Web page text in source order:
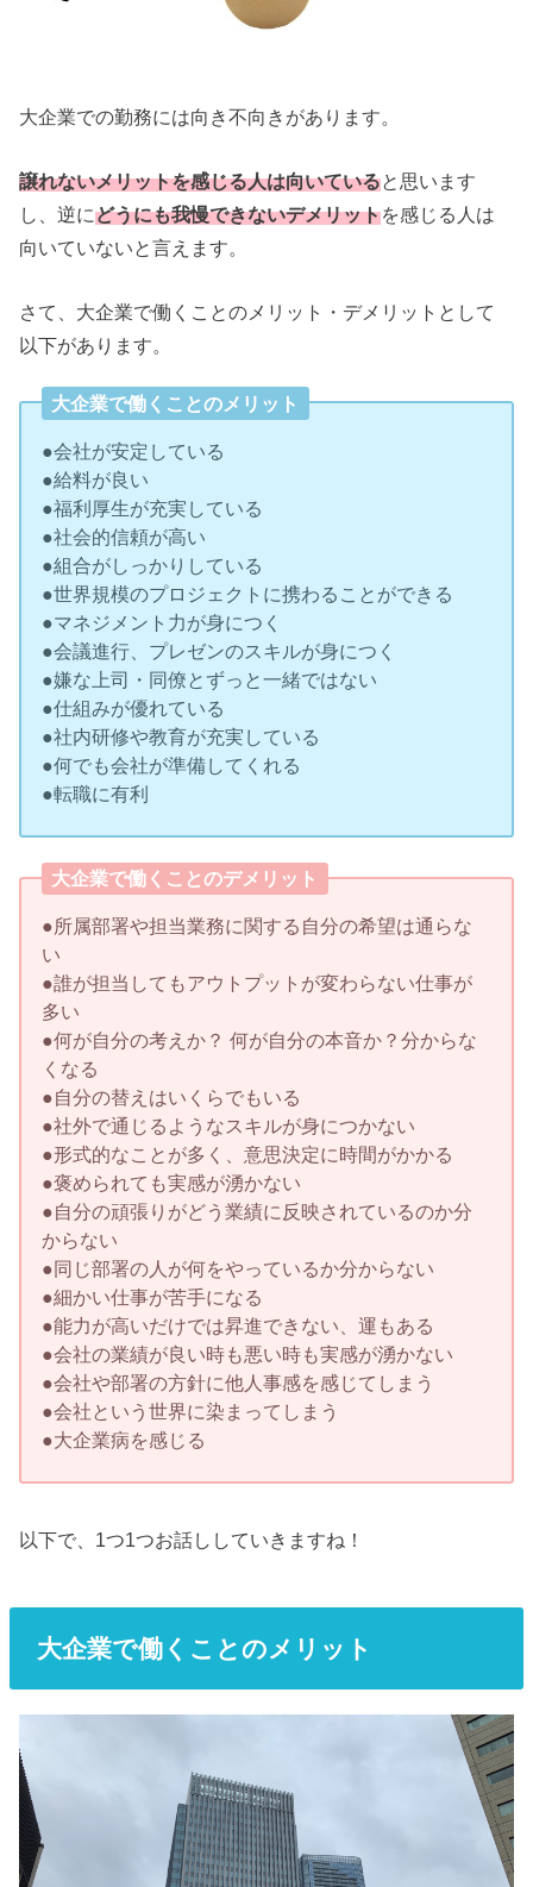
大企業での勤務には向き不向きがあります。
譲れないメリットを感じる人は向いていると思います
し、逆にどうにも我慢できないデメリットを感じる人は
向いていないと言えます。
さて、大企業で働くことのメリット・デメリットとして
以下があります。
大企業で働くことのメリット
●会社が安定している
●給料が良い
●福利厚生が充実している
●社会的信頼が高い
●組合がしっかりしている
●世界規模のプロジェクトに携わることができる
●マネジメント力が身につく
●会議進行、プレゼンのスキルが身につく
●嫌な上司・同僚とずっと一緒ではない
●仕組みが優れている
●社内研修や教育が充実している
●何でも会社が準備してくれる
●転職に有利
大企業で働くことのデメリット
●所属部署や担当業務に関する自分の希望は通らな
い
●誰が担当してもアウトプットが変わらない仕事が
多い
●何が自分の考えか？ 何が自分の本音か？分からな
くなる
●自分の替えはいくらでもいる
●社外で通じるようなスキルが身につかない
●形式的なことが多く、意思決定に時間がかかる
●褒められても実感が湧かない
●自分の頑張りがどう業績に反映されているのか分
からない
●同じ部署の人が何をやっているか分からない
●細かい仕事が苦手になる
●能力が高いだけでは昇進できない、運もある
●会社の業績が良い時も悪い時も実感が湧かない
●会社や部署の方針に他人事感を感じてしまう
●会社という世界に染まってしまう
●大企業病を感じる
以下で、1つ1つお話ししていきますね！
大企業で働くことのメリット